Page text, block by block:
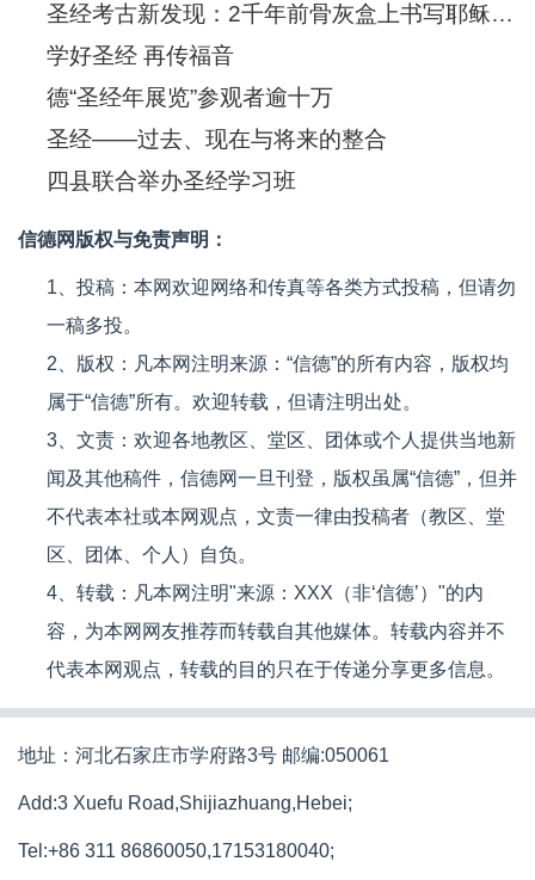
圣经考古新发现：2千年前骨灰盒上书写耶稣(图)
学好圣经 再传福音
德“圣经年展览”参观者逾十万
圣经——过去、现在与将来的整合
四县联合举办圣经学习班
信德网版权与免责声明：
1、投稿：本网欢迎网络和传真等各类方式投稿，但请勿
一稿多投。
2、版权：凡本网注明来源：“信德”的所有内容，版权均
属于“信德”所有。欢迎转载，但请注明出处。
3、文责：欢迎各地教区、堂区、团体或个人提供当地新
闻及其他稿件，信德网一旦刊登，版权虽属“信德”，但并
不代表本社或本网观点，文责一律由投稿者（教区、堂
区、团体、个人）自负。
4、转载：凡本网注明"来源：XXX（非‘信德’）"的内
容，为本网网友推荐而转载自其他媒体。转载内容并不
代表本网观点，转载的目的只在于传递分享更多信息。
地址：河北石家庄市学府路3号 邮编:050061
Add:3 Xuefu Road,Shijiazhuang,Hebei;
Tel:+86 311 86860050,17153180040;